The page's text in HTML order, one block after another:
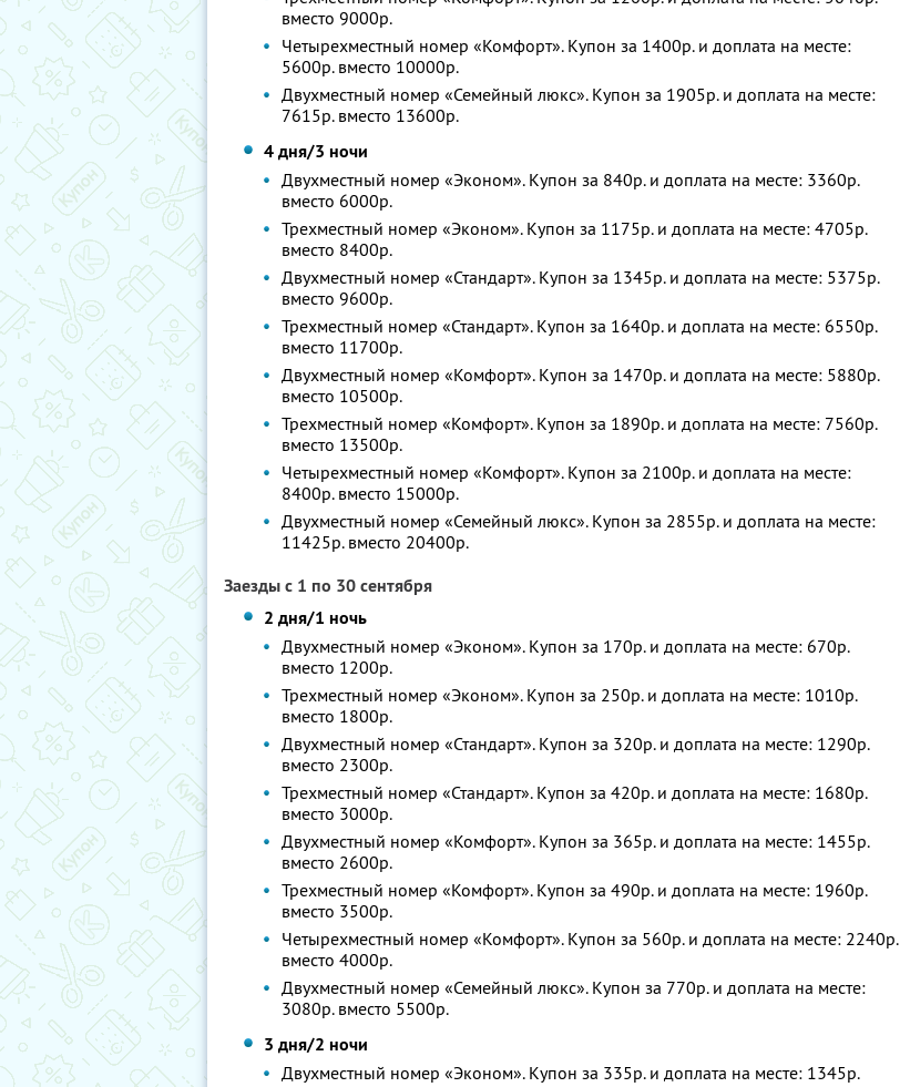
вместо 9000р.
Четырехместный номер «Комфорт». Купон за 1400р. и доплата на месте:
5600р. вместо 10000р.
Двухместный номер «Семейный люкс». Купон за 1905р. и доплата на месте:
7615р. вместо 13600р.
4 дня/3 ночи
Двухместный номер «Эконом». Купон за 840р. и доплата на месте: 3360р.
вместо 6000р.
Трехместный номер «Эконом». Купон за 1175р. и доплата на месте: 4705р.
вместо 8400р.
Двухместный номер «Стандарт». Купон за 1345р. и доплата на месте: 5375р.
вместо 9600р.
Трехместный номер «Стандарт». Купон за 1640р. и доплата на месте: 6550р.
вместо 11700р.
Двухместный номер «Комфорт». Купон за 1470р. и доплата на месте: 5880р.
вместо 10500р.
Трехместный номер «Комфорт». Купон за 1890р. и доплата на месте: 7560р.
вместо 13500р.
Четырехместный номер «Комфорт». Купон за 2100р. и доплата на месте:
8400р. вместо 15000р.
Двухместный номер «Семейный люкс». Купон за 2855р. и доплата на месте:
11425р. вместо 20400р.
Заезды с 1 по 30 сентября
2 дня/1 ночь
Двухместный номер «Эконом». Купон за 170р. и доплата на месте: 670р.
вместо 1200р.
Трехместный номер «Эконом». Купон за 250р. и доплата на месте: 1010р.
вместо 1800р.
Двухместный номер «Стандарт». Купон за 320р. и доплата на месте: 1290р.
вместо 2300р.
Трехместный номер «Стандарт». Купон за 420р. и доплата на месте: 1680р.
вместо 3000р.
Двухместный номер «Комфорт». Купон за 365р. и доплата на месте: 1455р.
вместо 2600р.
Трехместный номер «Комфорт». Купон за 490р. и доплата на месте: 1960р.
вместо 3500р.
Четырехместный номер «Комфорт». Купон за 560р. и доплата на месте: 2240р.
вместо 4000р.
Двухместный номер «Семейный люкс». Купон за 770р. и доплата на месте:
3080р. вместо 5500р.
3 дня/2 ночи
Двухместный номер «Эконом». Купон за 335р. и доплата на месте: 1345р.